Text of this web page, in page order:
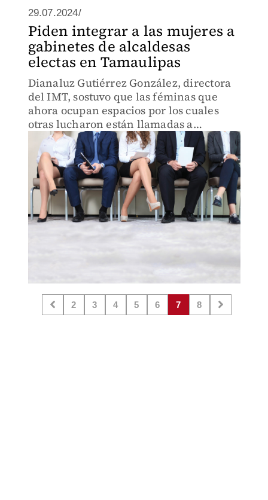
29.07.2024/
Piden integrar a las mujeres a
gabinetes de alcaldesas
electas en Tamaulipas
Dianaluz Gutiérrez González, directora
del IMT, sostuvo que las féminas que
ahora ocupan espacios por los cuales
otras lucharon están llamadas a
ejercerlos con responsabilidad y
prepararse lo mejor para hacer las cosas
bien
2 3 4 5 6 7 8